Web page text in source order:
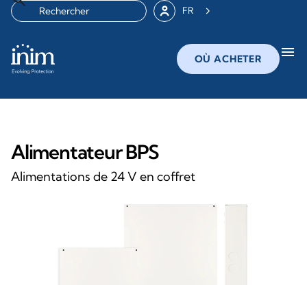
FR
OÙ ACHETER menu
Alimentateur BPS
Alimentations de 24 V en coffret